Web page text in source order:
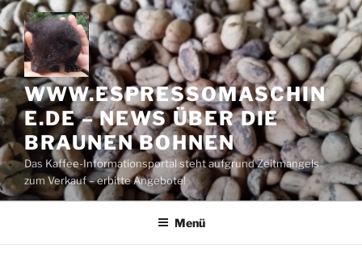
Zum
Inhalt
springen
WWW.ESPRESSOMASCHIN
E.DE – NEWS ÜBER DIE
BRAUNEN BOHNEN
Das Kaffee-Informationsportal steht aufgrund Zeitmangels
zum Verkauf – erbitte Angebote!
Menü